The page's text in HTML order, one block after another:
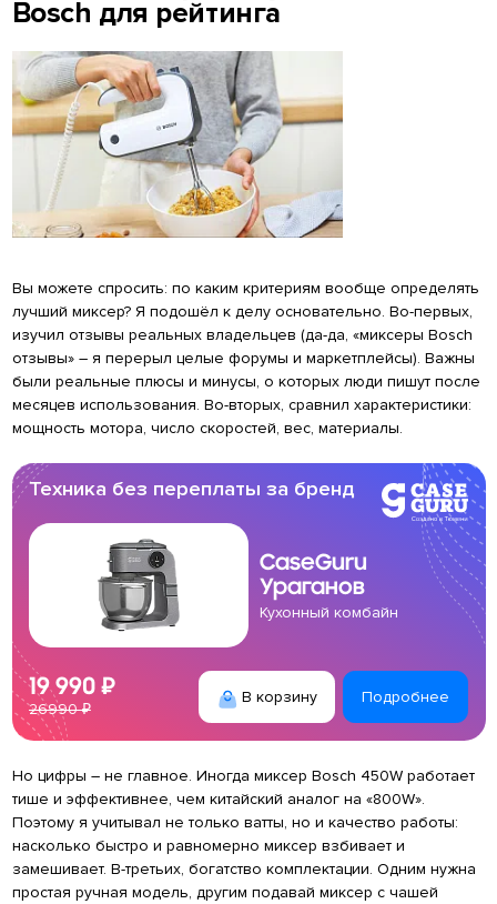
Bosch для рейтинга
Вы можете спросить: по каким критериям вообще определять
лучший миксер? Я подошёл к делу основательно. Во-первых,
изучил отзывы реальных владельцев (да-да, «миксеры Bosch
отзывы» – я перерыл целые форумы и маркетплейсы). Важны
были реальные плюсы и минусы, о которых люди пишут после
месяцев использования. Во-вторых, сравнил характеристики:
мощность мотора, число скоростей, вес, материалы.
Техника без переплаты за бренд
CaseGuru
Ураганов
Кухонный комбайн
26990 ₽
19 990 ₽ В корзину Подробнее
Но цифры – не главное. Иногда миксер Bosch 450W работает
тише и эффективнее, чем китайский аналог на «800W».
Поэтому я учитывал не только ватты, но и качество работы:
насколько быстро и равномерно миксер взбивает и
замешивает. В-третьих, богатство комплектации. Одним нужна
простая ручная модель, другим подавай миксер с чашей